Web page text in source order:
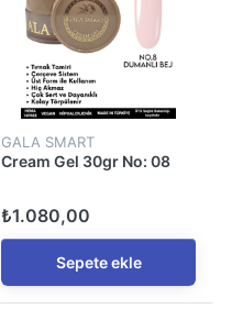
GALA SMART
Cream Gel 30gr No: 08
₺1.080,00
Sepete ekle